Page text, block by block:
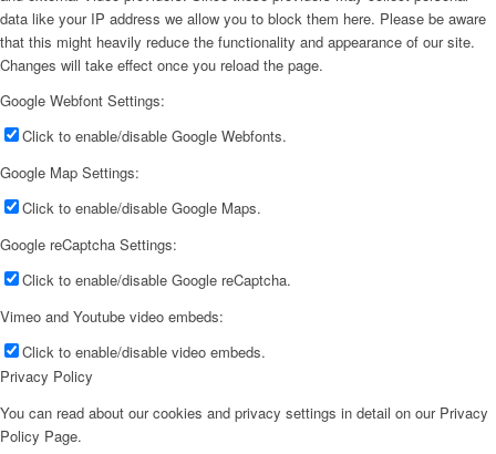
data like your IP address we allow you to block them here. Please be aware
that this might heavily reduce the functionality and appearance of our site.
Changes will take effect once you reload the page.
Google Webfont Settings:
Click to enable/disable Google Webfonts.
Google Map Settings:
Click to enable/disable Google Maps.
Google reCaptcha Settings:
Click to enable/disable Google reCaptcha.
Vimeo and Youtube video embeds:
Click to enable/disable video embeds.
Privacy Policy
You can read about our cookies and privacy settings in detail on our Privacy
Policy Page.